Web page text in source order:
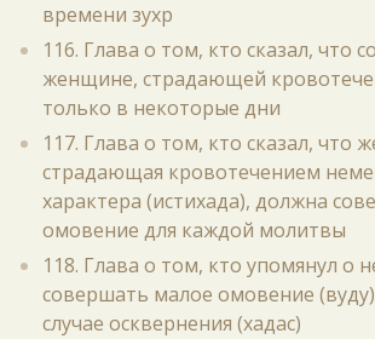
времени зухр
116. Глава о том, кто сказал, что
женщине, страдающей
только в некоторые дни
117. Глава о том, кто сказал, что
страдающая кровотечением
характера (истихада), должна
омовение для каждой молитвы
118. Глава о том, кто упомянул о
совершать малое омовение
случае осквернения (хадас)